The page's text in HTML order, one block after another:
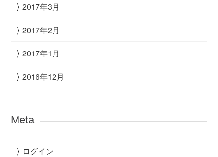
2017年3月
2017年2月
2017年1月
2016年12月
Meta
ログイン